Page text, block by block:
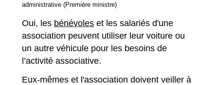
administrative (Première ministre)
Oui, les bénévoles et les salariés d'une
association peuvent utiliser leur voiture ou
un autre véhicule pour les besoins de
l’activité associative.
Eux-mêmes et l'association doivent veiller à